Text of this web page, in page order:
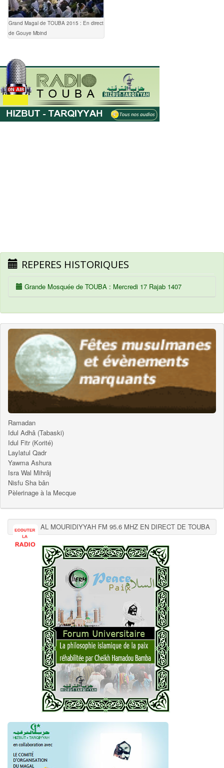
Grand Magal de TOUBA 2015 : En direct
de Gouye Mbind
REPERES HISTORIQUES
Grande Mosquée de TOUBA : Mercredi 17 Rajab 1407
Ramadan
Idul Adhâ (Tabaski)
Idul Fitr (Korité)
Laylatul Qadr
Yawma Ashura
Isra Wal Mihrâj
Nisfu Sha bân
Pèlerinage à la Mecque
AL MOURIDIYYAH FM 95.6 MHZ EN DIRECT DE TOUBA